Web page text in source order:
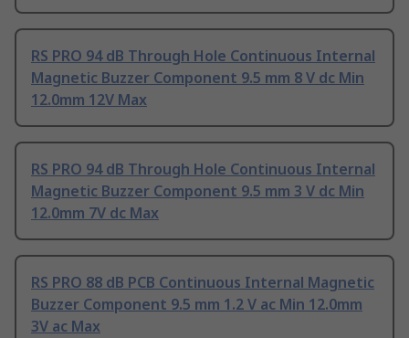
RS PRO 94 dB Through Hole Continuous Internal
Magnetic Buzzer Component 9.5 mm 8 V dc Min
12.0mm 12V Max
RS PRO 94 dB Through Hole Continuous Internal
Magnetic Buzzer Component 9.5 mm 3 V dc Min
12.0mm 7V dc Max
RS PRO 88 dB PCB Continuous Internal Magnetic
Buzzer Component 9.5 mm 1.2 V ac Min 12.0mm
3V ac Max